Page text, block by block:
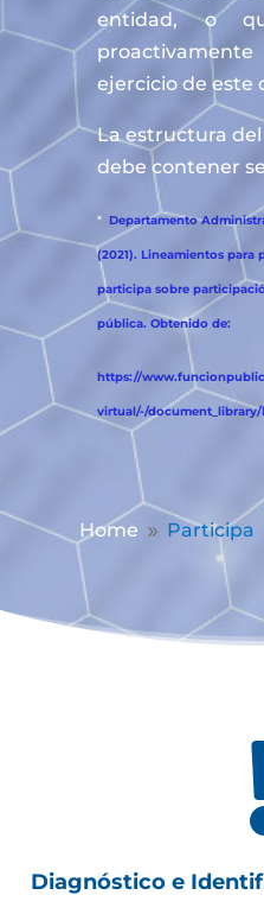
entidad, o
ejercicio de este
La estructura
debe contener
* Departamento
(2021). Lineamientos
participa sobre
pública. Obtenido de:
https://
virtual/-/document_library/
Home 9 Participa
Diagnóstico e